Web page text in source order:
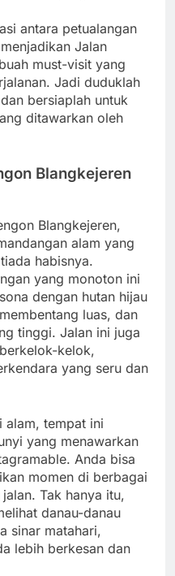
antara petualangan
Jalan
must-visit yang
Jadi duduklah
bersiaplah untuk
ditawarkan oleh
Blangkejeren
Blangkejeren,
alam yang
habisnya.
yang monoton ini
dengan hutan hijau
luas, dan
tinggi. Jalan ini juga
kelok,
yang seru dan
tempat ini
yang menawarkan
Anda bisa
momen di berbagai
Tak hanya itu,
danau-danau
sinar matahari,
lebih berkesan dan